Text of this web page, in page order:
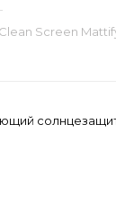
Clean Screen